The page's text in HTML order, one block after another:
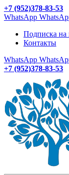
+7 (952)378-83-53
WhatsApp
Подписка на
Контакты
WhatsApp
+7 (952)378-83-53